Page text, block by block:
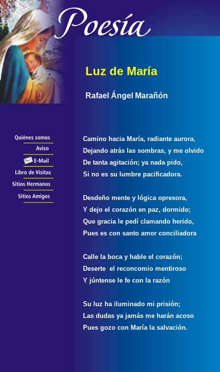
Luz de María
Rafael Ángel Marañón
Camino hacia María, radiante aurora,
Dejando atrás las sombras, y me olvido
De tanta agitación; ya nada pido,
Si no es su lumbre pacificadora.
Desdeño mente y lógica opresora,
Y dejo el corazón en paz, dormido;
Que gracia le pedí clamando herido,
Pues es con santo amor conciliadora
Calle la boca y hable el corazón;
Deserte el reconcomio mentiroso
Y júntense le fe con la razón
Su luz ha iluminado mi prisión;
Las dudas ya jamás me harán acoso
Pues gozo con María la salvación.